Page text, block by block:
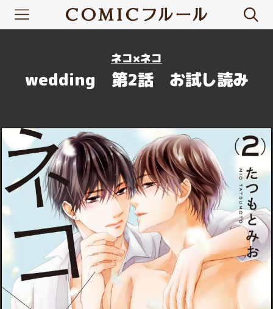
ネコ×ネコ
wedding 第2話 お試し読み